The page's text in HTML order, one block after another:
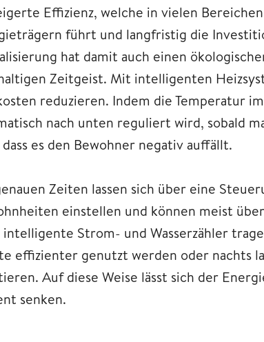
Effizienz, welche in vielen
führt und langfristig die
hat damit auch einen
Zeitgeist. Mit intelligenten
reduzieren. Indem die Temperatur
nach unten reguliert wird, sobald
es den Bewohner negativ auffällt.
Zeiten lassen sich über eine
einstellen und können meist
Strom- und Wasserzähler
effizienter genutzt werden oder nachts
Auf diese Weise lässt sich der
senken.